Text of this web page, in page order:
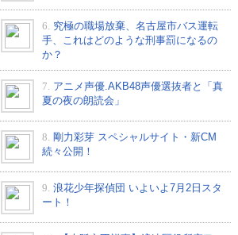
6. 究極の職場放棄、名古屋市バス運転
手、これはどのような刑事罰になるの
か？
7. アニメ声優.AKB48声優選抜者と「真
夏の夜の朗読会」
8. 剛力彩芽 スペシャルサイト・新CM
続々公開！
9. 浪花少年探偵団 いよいよ7月2日スタ
ート！